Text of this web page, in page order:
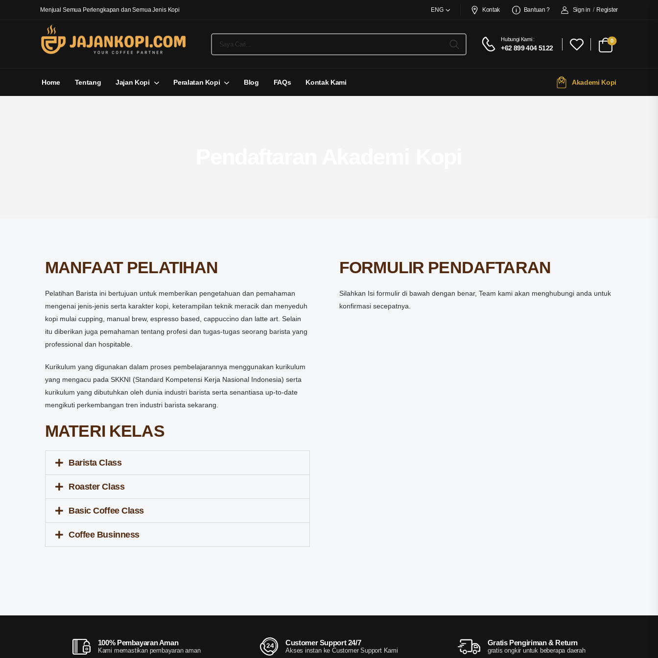
Menjual Semua Perlengkapan dan Semua Jenis Kopi ENG Kontak Bantuan ? Sign in / Register
Hubungi Kami :
+62 899 404 5122
0
Home Tentang Jajan Kopi Peralatan Kopi Blog FAQs Kontak Kami Akademi Kopi
MANFAAT PELATIHAN
Pelatihan Barista ini bertujuan untuk memberikan pengetahuan dan pemahaman
mengenai jenis-jenis serta karakter kopi, keterampilan teknik meracik dan menyeduh
kopi mulai cupping, manual brew, espresso based, cappuccino dan latte art. Selain
itu diberikan juga pemahaman tentang profesi dan tugas-tugas seorang barista yang
professional dan hospitable.
Kurikulum yang digunakan dalam proses pembelajarannya menggunakan kurikulum
yang mengacu pada SKKNI (Standard Kompetensi Kerja Nasional Indonesia) serta
kurikulum yang dibutuhkan oleh dunia industri barista serta senantiasa up-to-date
mengikuti perkembangan tren industri barista sekarang.
MATERI KELAS
Barista Class
Roaster Class
Basic Coffee Class
Coffee Businness
FORMULIR PENDAFTARAN
Silahkan Isi formulir di bawah dengan benar, Team kami akan menghubungi anda untuk
konfirmasi secepatnya.
100% Pembayaran Aman
Kami memastikan pembayaran aman
Customer Support 24/7
Akses instan ke Customer Support Kami
Gratis Pengiriman & Return
gratis ongkir untuk beberapa daerah